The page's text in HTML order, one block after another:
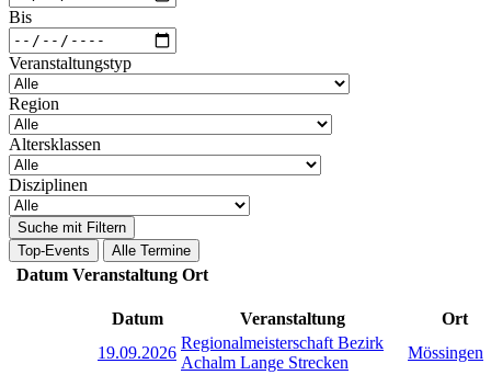
Bis
Veranstaltungstyp
Region
Altersklassen
Disziplinen
Suche mit Filtern
Top-Events
Alle Termine
Datum Veranstaltung Ort
Datum Veranstaltung
Ort
19.09.2026
Regionalmeisterschaft Bezirk
Achalm Lange Strecken
Mössingen